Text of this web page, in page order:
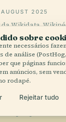
AUGUST 2025
Wikidata,
fazemos os
zona
e
sobre
necessários
de análise
que páginas
anúncios, sem
rodapé.
Rejeitar tudo